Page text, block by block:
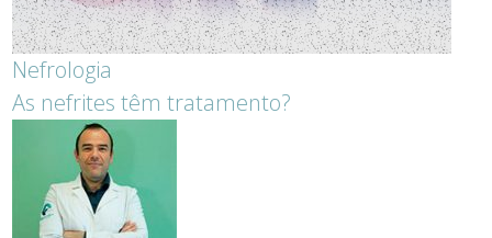
Nefrologia
As nefrites têm tratamento?